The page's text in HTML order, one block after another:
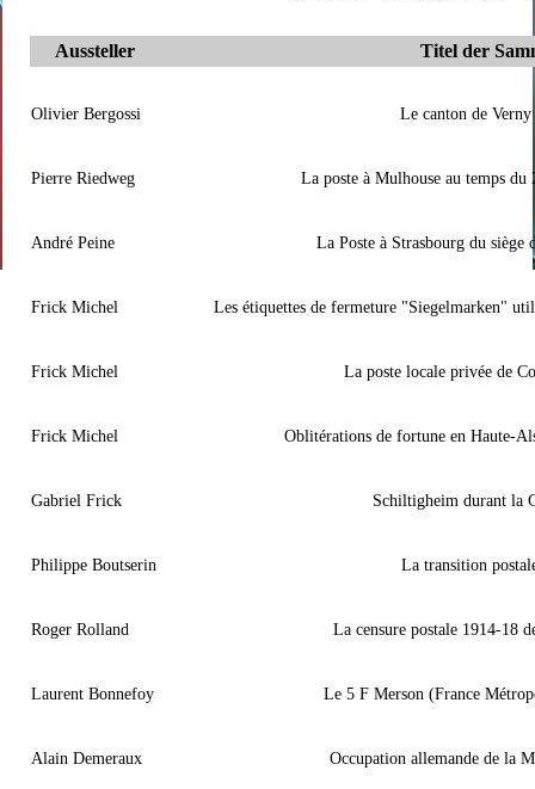
Aussteller Titel der
Olivier Bergossi Le canton de
Pierre Riedweg La poste à Mulhouse au temps
André Peine La Poste à Strasbourg du siège
Frick Michel Les étiquettes de fermeture "Siegelmarken"
Frick Michel La poste locale privée de
Frick Michel Oblitérations de fortune en Haute-
Gabriel Frick Schiltigheim durant la
Philippe Boutserin La transition
Roger Rolland La censure postale 1914-18
Laurent Bonnefoy Le 5 F Merson (France
Alain Demeraux Occupation allemande de la